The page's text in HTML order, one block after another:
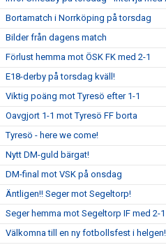
Bortamatch i Norrköping på torsdag
Bilder från dagens match
Förlust hemma mot ÖSK FK med 2-1
E18-derby på torsdag kväll!
Viktig poäng mot Tyresö efter 1-1
Oavgjort 1-1 mot Tyresö FF borta
Tyresö - here we come!
Nytt DM-guld bärgat!
DM-final mot VSK på onsdag
Äntligen!! Seger mot Segeltorp!
Seger hemma mot Segeltorp IF med 2-1
Välkomna till en ny fotbollsfest i helgen!